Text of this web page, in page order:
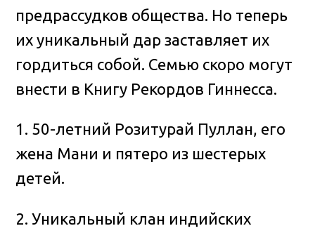
предрассудков общества. Но теперь
их уникальный дар заставляет их
гордиться собой. Семью скоро могут
внести в Книгу Рекордов Гиннесса.
1. 50-летний Розитурай Пуллан, его
жена Мани и пятеро из шестерых
детей.
2. Уникальный клан индийских